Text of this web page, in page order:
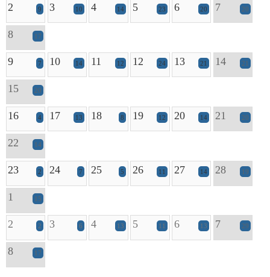
2 9 3 10 4 14 5 23 6 20 7 20
8 17
9 7 10 14 11 12 12 24 13 21 14 21
15 20
16 4 17 13 18 8 19 12 20 14 21 20
22 14
23 2 24 7 25 5 26 11 27 14 28 19
1 15
2 2 3 6 4 13 5 11 6 13 7 29
8 17